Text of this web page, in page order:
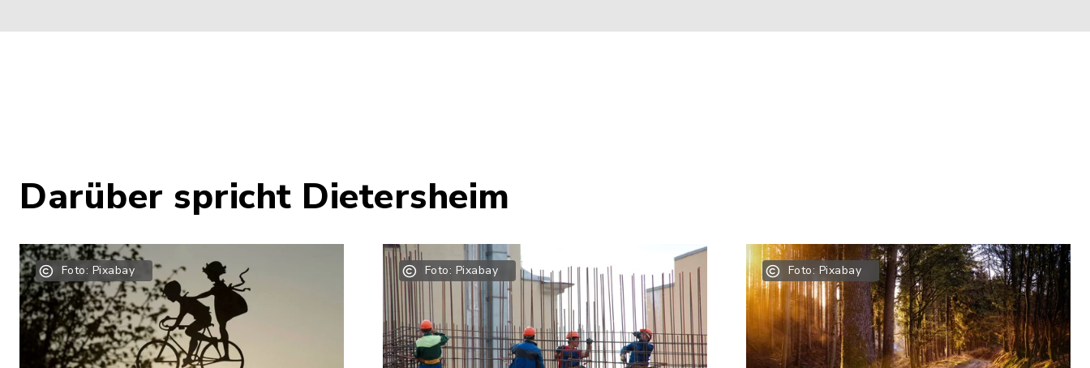
Darüber spricht Dietersheim
Foto: Pixabay Foto: Pixabay Foto: Pixabay